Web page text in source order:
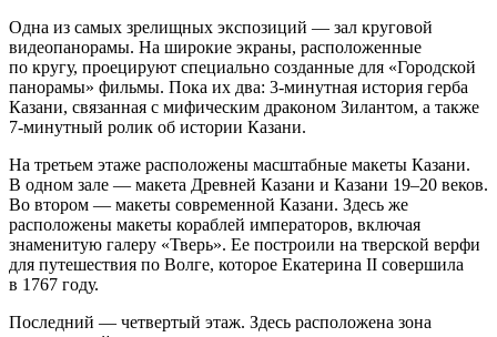
Одна из самых зрелищных экспозиций — зал круговой
видеопанорамы. На широкие экраны, расположенные
по кругу, проецируют специально созданные для «Городской
панорамы» фильмы. Пока их два: 3-минутная история герба
Казани, связанная с мифическим драконом Зилантом, а также
7-минутный ролик об истории Казани.
На третьем этаже расположены масштабные макеты Казани.
В одном зале — макета Древней Казани и Казани 19–20 веков.
Во втором — макеты современной Казани. Здесь же
расположены макеты кораблей императоров, включая
знаменитую галеру «Тверь». Ее построили на тверской верфи
для путешествия по Волге, которое Екатерина II совершила
в 1767 году.
Последний — четвертый этаж. Здесь расположена зона